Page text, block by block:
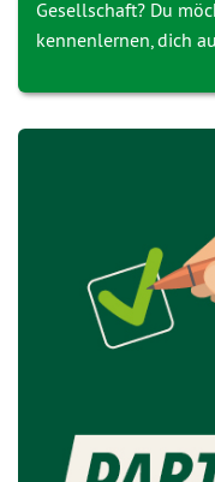
Gesellschaft? Du
kennenlernen, dich